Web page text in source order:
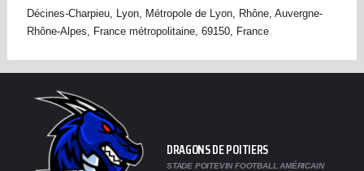
Décines-Charpieu, Lyon, Métropole de Lyon, Rhône, Auvergne-
Rhône-Alpes, France métropolitaine, 69150, France
DRAGONS DE POITIERS
STADE POITEVIN FOOTBALL AMÉRICAIN